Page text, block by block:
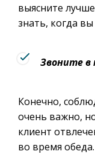
выясните
знать, когда
Звоните в
Конечно,
очень важно,
клиент
во время обеда.